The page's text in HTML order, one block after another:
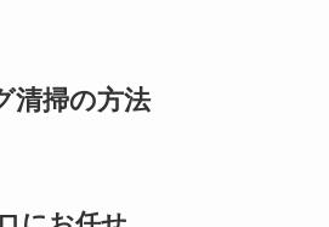
清掃の方法